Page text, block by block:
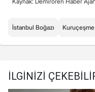
İstanbul Boğazı Kuruçeşme